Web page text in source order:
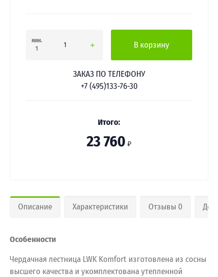
мин.
1
В корзину
ЗАКАЗ ПО ТЕЛЕФОНУ
+7 (495)133-76-30
Итого:
23 760 ₽
Описание Характеристики Отзывы 0
Особенности
Чердачная лестница LWK Komfort изготовлена из сосны
высшего качества и укомплектована утепленной